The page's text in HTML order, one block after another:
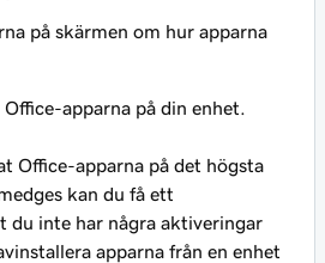
på skärmen om hur apparna
apparna på din enhet.
Office-apparna på det högsta
kan du få ett
du inte har några aktiveringar
apparna från en enhet